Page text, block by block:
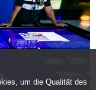
um die Qualität des